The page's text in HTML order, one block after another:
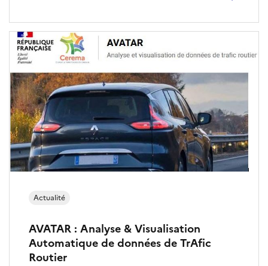
c
r
o
u
t
i
e
AVATAR : Analyse & Visualisation
Automatique de données de TrAfic
Routier
Actualité